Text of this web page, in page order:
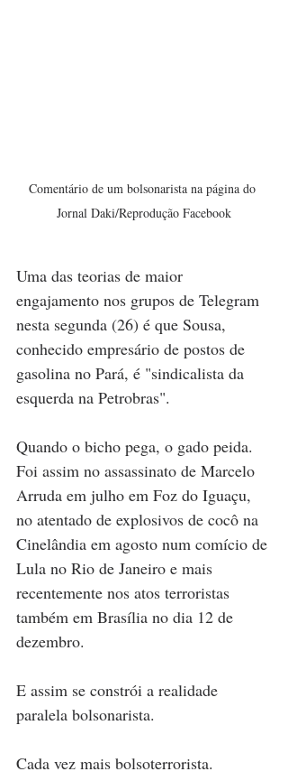
Comentário de um bolsonarista na página do
Jornal Daki/Reprodução Facebook
Uma das teorias de maior
engajamento nos grupos de Telegram
nesta segunda (26) é que Sousa,
conhecido empresário de postos de
gasolina no Pará, é "sindicalista da
esquerda na Petrobras".
Quando o bicho pega, o gado peida.
Foi assim no assassinato de Marcelo
Arruda em julho em Foz do Iguaçu,
no atentado de explosivos de cocô na
Cinelândia em agosto num comício de
Lula no Rio de Janeiro e mais
recentemente nos atos terroristas
também em Brasília no dia 12 de
dezembro.
E assim se constrói a realidade
paralela bolsonarista.
Cada vez mais bolsoterrorista.